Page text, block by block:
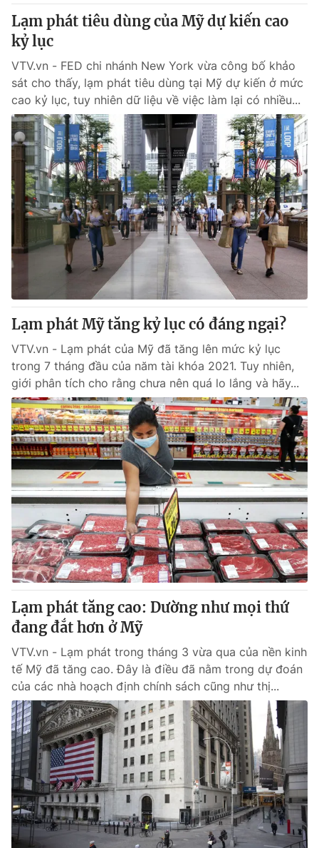
Lạm phát tiêu dùng của Mỹ dự kiến cao
kỷ lục
VTV.vn - FED chi nhánh New York vừa công bố khảo
sát cho thấy, lạm phát tiêu dùng tại Mỹ dự kiến ở mức
cao kỷ lục, tuy nhiên dữ liệu về việc làm lại có nhiều...
Lạm phát Mỹ tăng kỷ lục có đáng ngại?
VTV.vn - Lạm phát của Mỹ đã tăng lên mức kỷ lục
trong 7 tháng đầu của năm tài khóa 2021. Tuy nhiên,
giới phân tích cho rằng chưa nên quá lo lắng và hãy...
Lạm phát tăng cao: Dường như mọi thứ
đang đắt hơn ở Mỹ
VTV.vn - Lạm phát trong tháng 3 vừa qua của nền kinh
tế Mỹ đã tăng cao. Đây là điều đã nằm trong dự đoán
của các nhà hoạch định chính sách cũng như thị...